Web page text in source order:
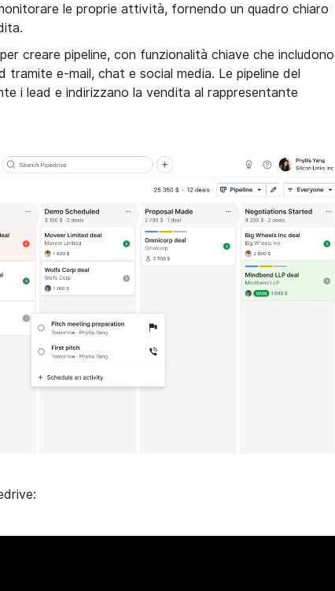
le proprie attività, fornendo un quadro chiaro
creare pipeline, con funzionalità chiave che includono
tramite e-mail, chat e social media. Le pipeline del
i lead e indirizzano la vendita al rappresentante